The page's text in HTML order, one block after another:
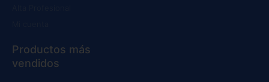
Productos más
vendidos